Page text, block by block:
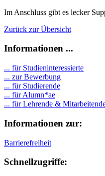
Im Anschluss gibt es lecker
Zurück zur Übersicht
Informationen ...
... für Studieninteressierte
... zur Bewerbung
... für Studierende
... für Alumn*ae
... für Lehrende &
Informationen zur:
Barrierefreiheit
Schnellzugriffe: